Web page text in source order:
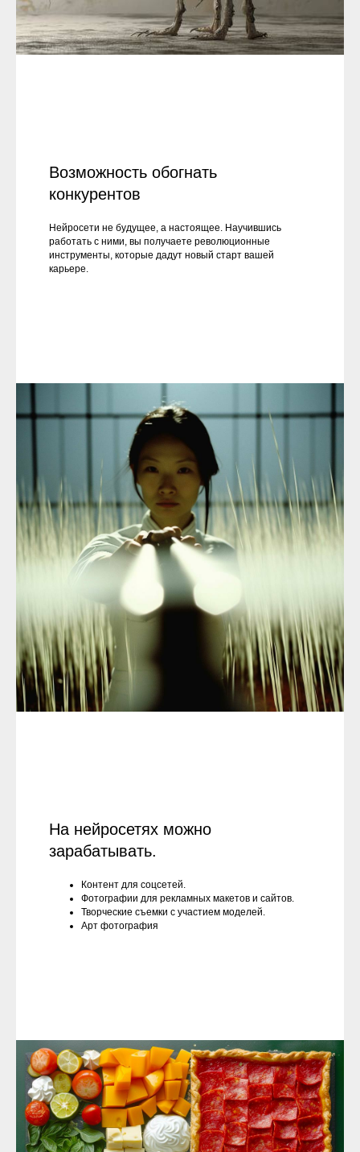
Возможность обогнать
конкурентов
Нейросети не будущее, а настоящее. Научившись
работать с ними, вы получаете революционные
инструменты, которые дадут новый старт вашей
карьере.
На нейросетях можно
зарабатывать.
Контент для соцсетей.
Фотографии для рекламных макетов и сайтов.
Творческие съемки с участием моделей.
Арт фотография